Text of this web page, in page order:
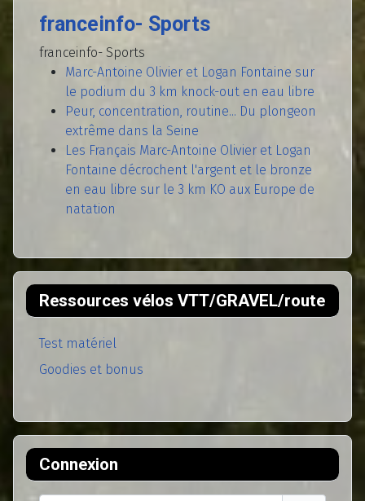
franceinfo- Sports
franceinfo- Sports
Marc-Antoine Olivier et Logan Fontaine sur
le podium du 3 km knock-out en eau libre
Peur, concentration, routine... Du plongeon
extrême dans la Seine
Les Français Marc-Antoine Olivier et Logan
Fontaine décrochent l'argent et le bronze
en eau libre sur le 3 km KO aux Europe de
natation
Ressources vélos VTT/GRAVEL/route
Test matériel
Goodies et bonus
Connexion